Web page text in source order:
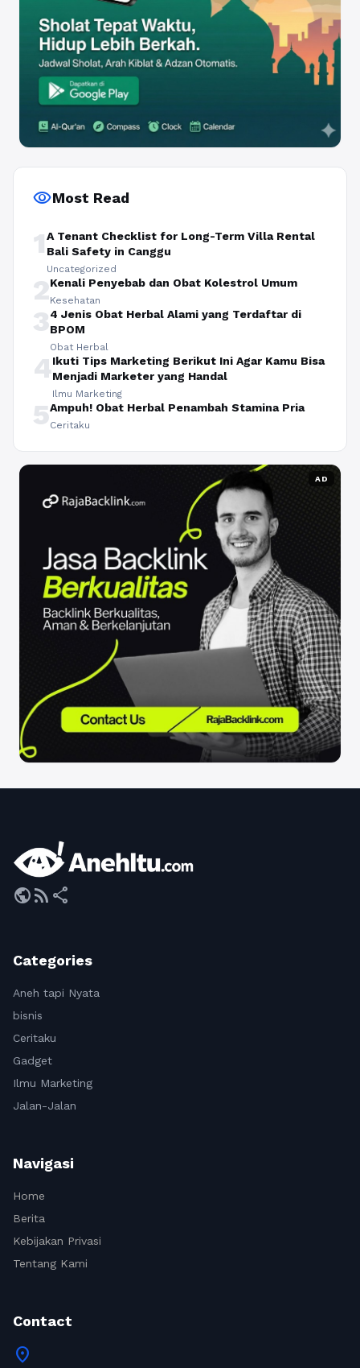
visibilityMost Read
1A Tenant Checklist for Long-Term Villa Rental
Bali Safety in Canggu
Uncategorized
2Kenali Penyebab dan Obat Kolestrol Umum
Kesehatan
34 Jenis Obat Herbal Alami yang Terdaftar di
BPOM
Obat Herbal
4Ikuti Tips Marketing Berikut Ini Agar Kamu Bisa
Menjadi Marketer yang Handal
Ilmu Marketing
5Ampuh! Obat Herbal Penambah Stamina Pria
Ceritaku
AD
publicrss_feed share
Categories
Aneh tapi Nyata
bisnis
Ceritaku
Gadget
Ilmu Marketing
Jalan-Jalan
Navigasi
Home
Berita
Kebijakan Privasi
Tentang Kami
Contact
location_on